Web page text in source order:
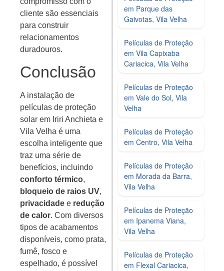
cliente são essenciais
para construir
relacionamentos
duradouros.
Conclusão
A instalação de
películas de proteção
solar em Iriri Anchieta e
Vila Velha é uma
escolha inteligente que
traz uma série de
benefícios, incluindo
conforto térmico,
bloqueio de raios UV,
privacidade e redução
de calor. Com diversos
tipos de acabamentos
disponíveis, como prata,
fumê, fosco e
espelhado, é possível
em Parque das
Gaivotas, Vila Velha
Películas de Proteção
em Vila Capixaba
Cariacica, Vila Velha
Películas de Proteção
em Vale do Sol, Vila
Velha
Películas de Proteção
em Centro, Vila Velha
Películas de Proteção
em Morada da Barra,
Vila Velha
Películas de Proteção
em Ipanema Viana,
Vila Velha
Películas de Proteção
em Flexal Cariacica,